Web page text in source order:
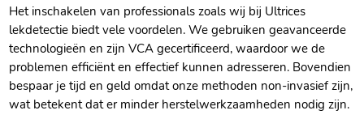
Het inschakelen van professionals zoals wij bij Ultrices
lekdetectie biedt vele voordelen.​ We gebruiken geavanceerde
technologieën en zijn VCA gecertificeerd, waardoor we de
problemen efficiënt en effectief kunnen adresseren.​ Bovendien
bespaar je tijd en geld omdat onze methoden non-invasief zijn,
wat betekent dat er minder herstelwerkzaamheden nodig zijn.​